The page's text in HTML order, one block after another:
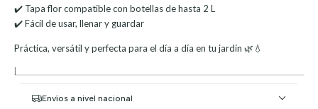
✔️ Tapa flor compatible con botellas de hasta 2 L
✔️ Fácil de usar, llenar y guardar
Práctica, versátil y perfecta para el día a día en tu jardín 🌿💧
Envíos a nivel nacional